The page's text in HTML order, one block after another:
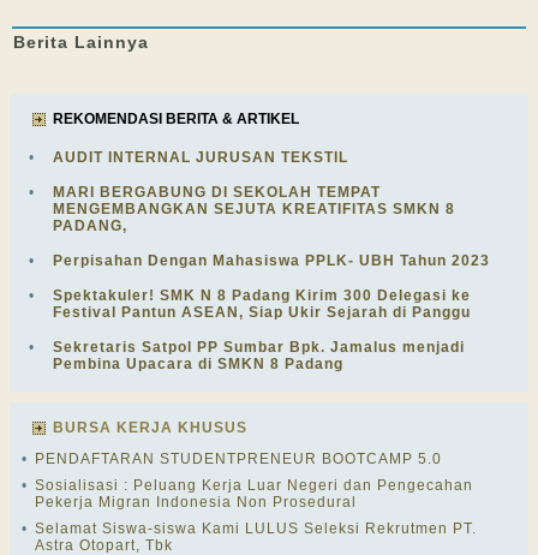
Berita Lainnya
REKOMENDASI BERITA & ARTIKEL
• AUDIT INTERNAL JURUSAN TEKSTIL
•
MARI BERGABUNG DI SEKOLAH TEMPAT
MENGEMBANGKAN SEJUTA KREATIFITAS SMKN 8
PADANG,
• Perpisahan Dengan Mahasiswa PPLK- UBH Tahun 2023
•
Spektakuler! SMK N 8 Padang Kirim 300 Delegasi ke
Festival Pantun ASEAN, Siap Ukir Sejarah di Panggu
•
Sekretaris Satpol PP Sumbar Bpk. Jamalus menjadi
Pembina Upacara di SMKN 8 Padang
BURSA KERJA KHUSUS
•
PENDAFTARAN STUDENTPRENEUR BOOTCAMP 5.0
• Sosialisasi : Peluang Kerja Luar Negeri dan Pengecahan
Pekerja Migran Indonesia Non Prosedural
• Selamat Siswa-siswa Kami LULUS Seleksi Rekrutmen PT.
Astra Otopart, Tbk